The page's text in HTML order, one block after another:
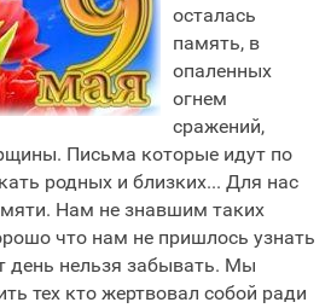
осталась
память, в
опаленных
огнем
сражений,
Письма которые идут по
родных и близких... Для нас
Нам не знавшим таких
что нам не пришлось узнать
день нельзя забывать. Мы
тех кто жертвовал собой ради